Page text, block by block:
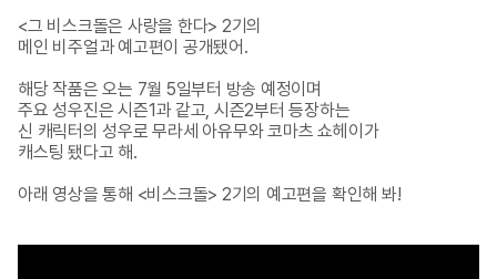
<그 비스크돌은 사랑을 한다> 2기의
메인 비주얼과 예고편이 공개됐어.
해당 작품은 오는 7월 5일부터 방송 예정이며
주요 성우진은 시즌1과 같고, 시즌2부터 등장하는
신 캐릭터의 성우로 무라세 아유무와 코마츠 쇼헤이가
캐스팅 됐다고 해.
아래 영상을 통해 <비스크돌> 2기의 예고편을 확인해 봐!